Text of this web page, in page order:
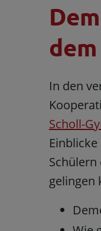
In den
Scholl-
gelingen